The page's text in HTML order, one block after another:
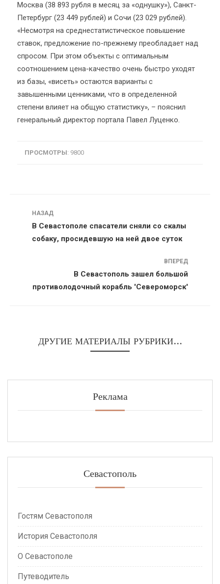
Москва (38 893 рубля в месяц за «однушку»), Санкт-
Петербург (23 449 рублей) и Сочи (23 029 рублей).
«Несмотря на среднестатистическое повышение
ставок, предложение по-прежнему преобладает над
спросом. При этом объекты с оптимальным
соотношением цена-качество очень быстро уходят
из базы, «висеть» остаются варианты с
завышенными ценниками, что в определенной
степени влияет на общую статистику», – пояснил
генеральный директор портала Павел Луценко.
ПРОСМОТРЫ: 9800
Навигация
НАЗАД
В Севастополе спасатели сняли со скалы
собаку, просидевшую на ней двое суток
ВПЕРЕД
В Севастополь зашел большой
противолодочный корабль 'Североморск'
ДРУГИЕ МАТЕРИАЛЫ РУБРИКИ...
Реклама
Севастополь
Гостям Севастополя
История Севастополя
О Севастополе
Путеводитель